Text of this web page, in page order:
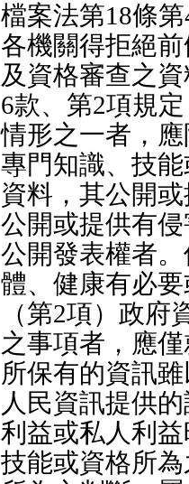
檔案法第18條
各機關得拒絕
及資格審查之
6款、第2項規
情形之一者，
專門知識、技
資料，其公開
公開或提供有
公開發表權者
體、健康有必
（第2項）政
之事項者，應
所保有的資訊
人民資訊提供
利益或私人利
技能或資格所